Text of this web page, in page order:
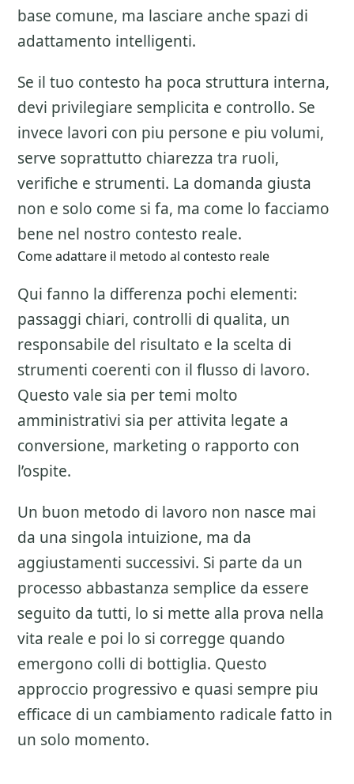
base comune, ma lasciare anche spazi di
adattamento intelligenti.
Se il tuo contesto ha poca struttura interna,
devi privilegiare semplicita e controllo. Se
invece lavori con piu persone e piu volumi,
serve soprattutto chiarezza tra ruoli,
verifiche e strumenti. La domanda giusta
non e solo come si fa, ma come lo facciamo
bene nel nostro contesto reale.
Come adattare il metodo al contesto reale
Qui fanno la differenza pochi elementi:
passaggi chiari, controlli di qualita, un
responsabile del risultato e la scelta di
strumenti coerenti con il flusso di lavoro.
Questo vale sia per temi molto
amministrativi sia per attivita legate a
conversione, marketing o rapporto con
l’ospite.
Un buon metodo di lavoro non nasce mai
da una singola intuizione, ma da
aggiustamenti successivi. Si parte da un
processo abbastanza semplice da essere
seguito da tutti, lo si mette alla prova nella
vita reale e poi lo si corregge quando
emergono colli di bottiglia. Questo
approccio progressivo e quasi sempre piu
efficace di un cambiamento radicale fatto in
un solo momento.